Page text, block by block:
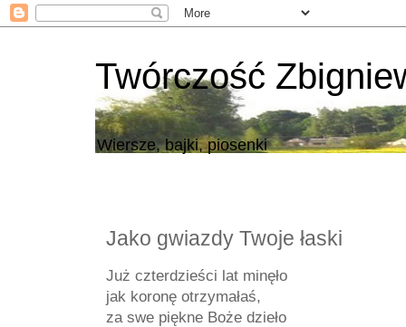
Twórczość
Wiersze, bajki, piosenki
Jako gwiazdy Twoje łaski
Już czterdzieści lat minęło
jak koronę otrzymałaś,
za swe piękne Boże dzieło